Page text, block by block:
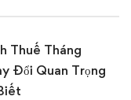
Thuế Tháng
Đổi Quan Trọng